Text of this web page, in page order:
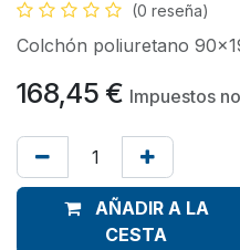
(0 reseña)
Colchón poliuretano
168,45 € Impuestos
AÑADIR A LA
CESTA